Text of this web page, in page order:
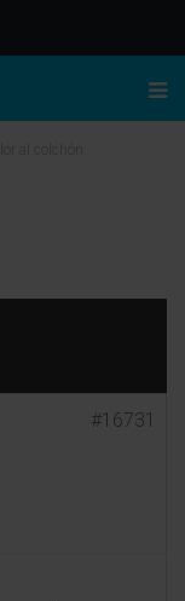
#16731